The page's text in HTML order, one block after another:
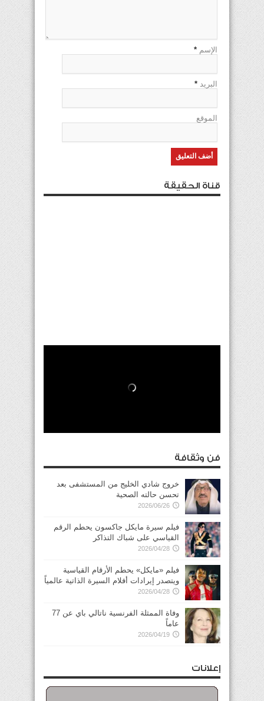
الإسم *
البريد *
الموقع
قناة الحقيقة
فن وثقافة
خروج شادي الخليج من المستشفى بعد
تحسن حالته الصحية
2026/06/26
فيلم سيرة مايكل جاكسون يحطم الرقم
القياسي على شباك التذاكر
2026/04/28
فيلم «مايكل» يحطم الأرقام القياسية
ويتصدر إيرادات أفلام السيرة الذاتية عالمياً
2026/04/28
وفاة الممثلة الفرنسية ناتالي باي عن 77
عاماً
2026/04/19
إعلانات